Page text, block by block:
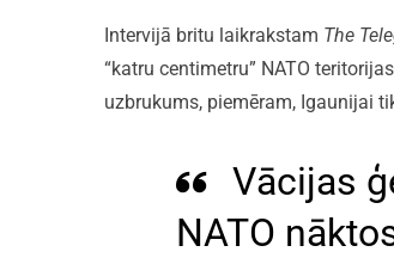
Intervijā britu laikrakstam The
“katru centimetru” NATO
uzbrukums, piemēram, Igaunijai
Vācijas
NATO